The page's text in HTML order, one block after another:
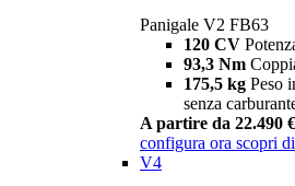
Panigale V2 FB63
120 CV
93,3 Nm
175,5 kg Peso
senza
A partire da 22.490 €
configura ora scopri
V4